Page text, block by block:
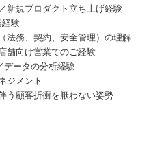
新規プロダクト立ち上げ経験
経験
法務、契約、安全管理）の理解
舗向け営業でのご経験
データの分析経験
ジメント
う顧客折衝を厭わない姿勢